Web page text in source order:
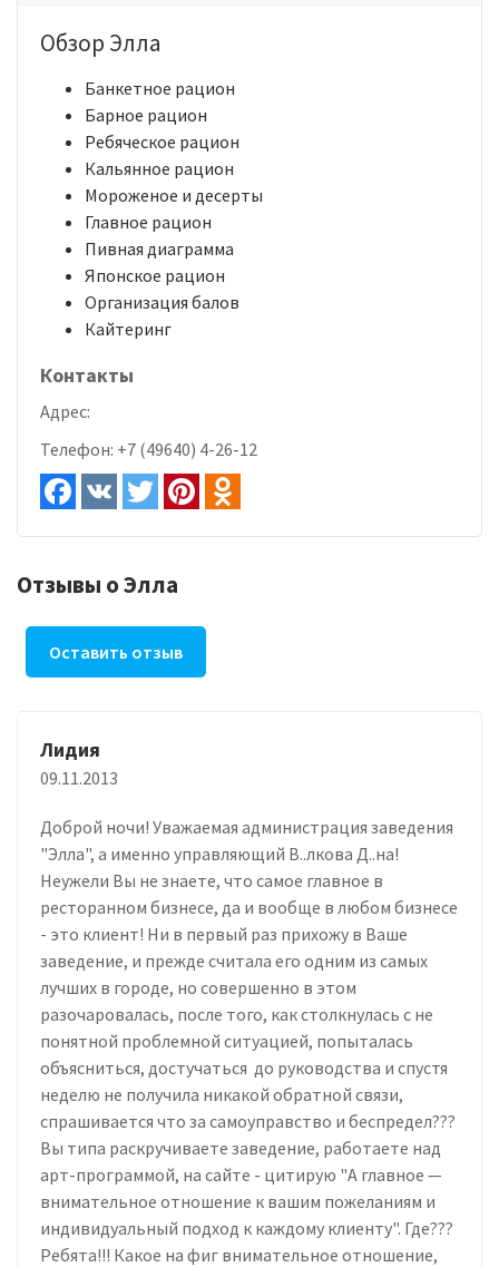
Обзор Элла
Банкетное рацион
Барное рацион
Ребяческое рацион
Кальянное рацион
Мороженое и десерты
Главное рацион
Пивная диаграмма
Японское рацион
Организация балов
Кайтеринг
Контакты
Адрес:
Телефон: +7 (49640) 4-26-12
Отзывы о Элла
Оставить отзыв
Лидия
09.11.2013
Доброй ночи! Уважаемая администрация заведения
"Элла", а именно управляющий В..лкова Д..на!
Неужели Вы не знаете, что самое главное в
ресторанном бизнесе, да и вообще в любом бизнесе
- это клиент! Ни в первый раз прихожу в Ваше
заведение, и прежде считала его одним из самых
лучших в городе, но совершенно в этом
разочаровалась, после того, как столкнулась с не
понятной проблемной ситуацией, попыталась
объясниться, достучаться до руководства и спустя
неделю не получила никакой обратной связи,
спрашивается что за самоуправство и беспредел???
Вы типа раскручиваете заведение, работаете над
арт-программой, на сайте - цитирую "А главное —
внимательное отношение к вашим пожеланиям и
индивидуальный подход к каждому клиенту". Где???
Ребята!!! Какое на фиг внимательное отношение,